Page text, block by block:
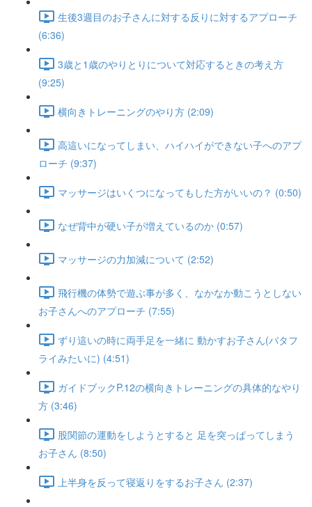
生後3週目のお子さんに対する反りに対するアプローチ
(6:36)
3歳と1歳のやりとりについて対応するときの考え方
(9:25)
横向きトレーニングのやり方 (2:09)
高這いになってしまい、ハイハイができない子へのアプ
ローチ (9:37)
マッサージはいくつになってもした方がいいの？ (0:50)
なぜ背中が硬い子が増えているのか (0:57)
マッサージの力加減について (2:52)
飛行機の体勢で遊ぶ事が多く、なかなか動こうとしない
お子さんへのアプローチ (7:55)
ずり這いの時に両手足を一緒に 動かすお子さん(バタフ
ライみたいに) (4:51)
ガイドブックP.12の横向きトレーニングの具体的なやり
方 (3:46)
股関節の運動をしようとすると 足を突っぱってしまう
お子さん (8:50)
上半身を反って寝返りをするお子さん (2:37)